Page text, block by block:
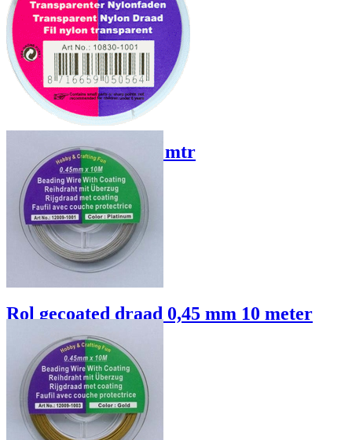
Rol nylon draad 20 mtr
0,26mm
€ 1.55
Details / Bestellen
Rol gecoated draad 0,45 mm 10 meter
€ 1.95
Details / Bestellen